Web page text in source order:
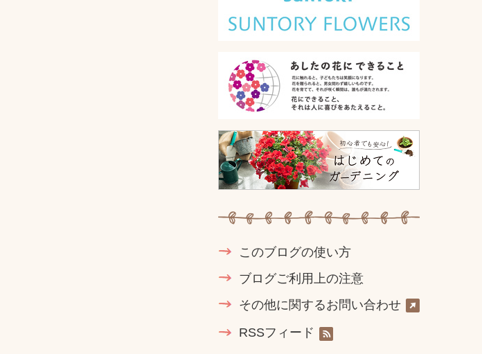
このブログの使い方
ブログご利用上の注意
その他に関するお問い合わせ
RSSフィード